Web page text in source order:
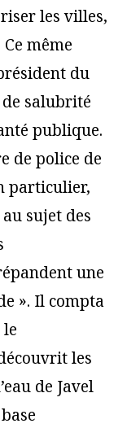
les villes,
même
du
salubrité
publique.
de police de
particulier,
sujet des
une
». Il compta
les
de Javel